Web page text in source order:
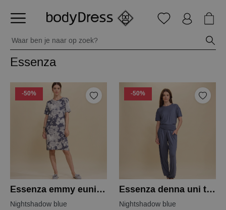
Essenza
-50%
Essenza emmy eunice nachthemd
Nightshadow blue
-50%
Essenza denna uni top
Nightshadow blue